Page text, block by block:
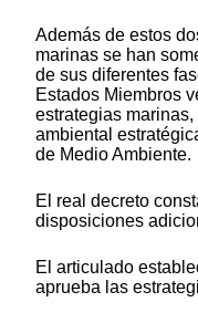
Además de estos
marinas se han
de sus diferentes
Estados Miembros
estrategias
ambiental
de Medio Ambiente.
El real decreto
disposiciones
El articulado
aprueba las